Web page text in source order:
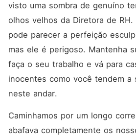
visto uma sombra de genuíno
olhos velhos da Diretora de RH.
pode parecer a perfeição
mas ele é perigoso. Mantenha
faça o seu trabalho e vá para
inocentes como você tendem a
neste andar.
Caminhamos por um longo
abafava completamente os